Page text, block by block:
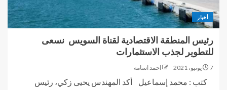
أخبار
رئيس المنطقة الاقتصادية لقناة السويس نسعى
للتطوير لجذب الاستثمارات
7 يونيو، 2021 احمد اسامه
كتب : محمد إسماعيل أكد المهندس يحيى زكي، رئيس